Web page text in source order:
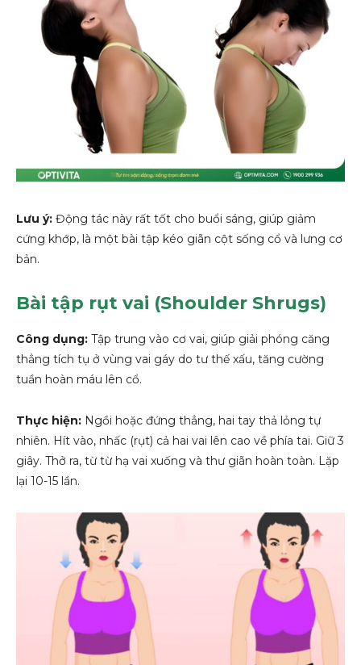
Lưu ý: Động tác này rất tốt cho buổi sáng, giúp giảm
cứng khớp, là một bài tập kéo giãn cột sống cổ và lưng cơ
bản.
Bài tập rụt vai (Shoulder Shrugs)
Công dụng: Tập trung vào cơ vai, giúp giải phóng căng
thẳng tích tụ ở vùng vai gáy do tư thế xấu, tăng cường
tuần hoàn máu lên cổ.
Thực hiện: Ngồi hoặc đứng thẳng, hai tay thả lỏng tự
nhiên. Hít vào, nhấc (rụt) cả hai vai lên cao về phía tai. Giữ 3
giây. Thở ra, từ từ hạ vai xuống và thư giãn hoàn toàn. Lặp
lại 10-15 lần.